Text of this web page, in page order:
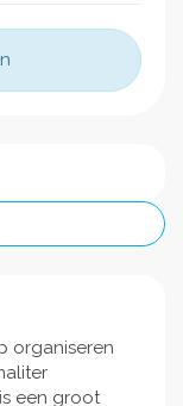
organiseren
een groot